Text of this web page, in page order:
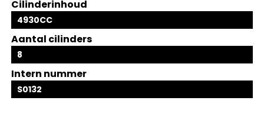
Cilinderinhoud
4930CC
Aantal cilinders
8
Intern nummer
S0132